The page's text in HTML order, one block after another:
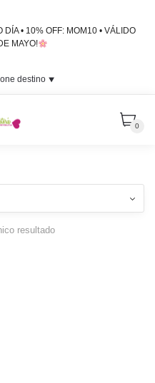
DÍA • 10% OFF: MOM10 • VÁLIDO
MAYO!
destino⯆
0
resultado